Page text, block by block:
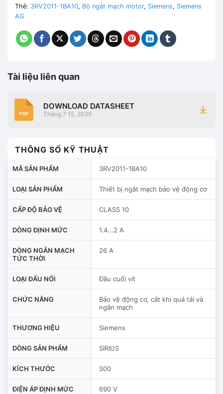
Thẻ: 3RV2011-1BA10, Bộ ngắt mạch motor, Siemens, Siemens
AG
Tài liệu liên quan
PDF
DOWNLOAD DATASHEET
Tháng 7 15, 2025
THÔNG SỐ KỸ THUẬT
MÃ SẢN PHẨM 3RV2011-1BA10
LOẠI SẢN PHẨM Thiết bị ngắt mạch bảo vệ động cơ
CẤP ĐỘ BẢO VỆ CLASS 10
DÒNG ĐỊNH MỨC 1.4...2 A
DÒNG NGẮN MẠCH
TỨC THỜI
26 A
LOẠI ĐẤU NỐI Đầu cuối vít
CHỨC NĂNG
Bảo vệ động cơ, cắt khi quá tải và
ngắn mạch
THƯƠNG HIỆU Siemens
DÒNG SẢN PHẨM SIRIUS
KÍCH THƯỚC S00
ĐIỆN ÁP ĐỊNH MỨC 690 V